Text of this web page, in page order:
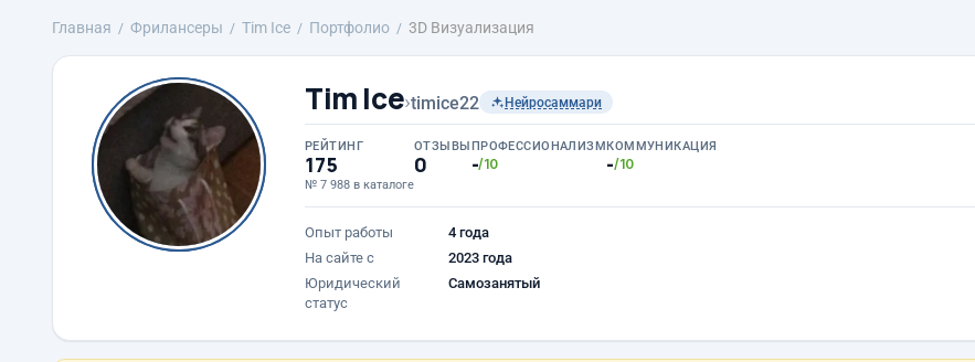
Главная Фрилансеры Tim Ice Портфолио 3D Визуализация
Tim Ice›timice22 Нейросаммари
РЕЙТИНГ
175
№ 7 988 в каталоге
ОТЗЫВЫ
0
ПРОФЕССИОНАЛИЗМ
-/10
КОММУНИКАЦИЯ
-/10
Опыт работы
4 года
На сайте с
2023 года
Юридический
статус
Самозанятый